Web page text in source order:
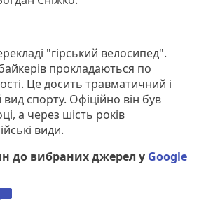
"гірський велосипед".
прокладаються по
Це досить травматичний і
спорту. Офіційно він був
а через шість років
види.
до вибраних джерел у Google
chat_bubble